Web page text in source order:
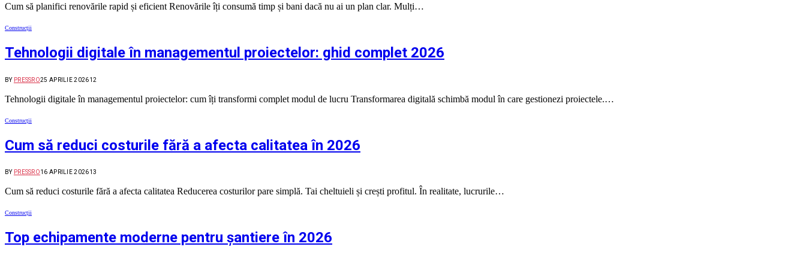
Cum să planifici renovările rapid și eficient Renovările îți consumă timp și bani dacă nu ai un plan clar. Mulți…
Construcții
Tehnologii digitale în managementul proiectelor: ghid complet 2026
BY PRESSRO25 APRILIE 202612
Tehnologii digitale în managementul proiectelor: cum îți transformi complet modul de lucru Transformarea digitală schimbă modul în care gestionezi proiectele.…
Construcții
Cum să reduci costurile fără a afecta calitatea în 2026
BY PRESSRO16 APRILIE 202613
Cum să reduci costurile fără a afecta calitatea Reducerea costurilor pare simplă. Tai cheltuieli și crești profitul. În realitate, lucrurile…
Construcții
Top echipamente moderne pentru șantiere în 2026